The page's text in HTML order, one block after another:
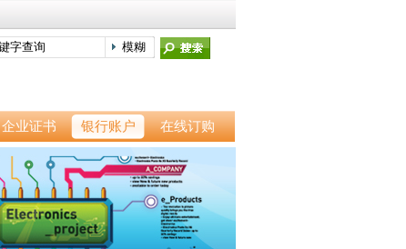
企业证书 银行账户 在线订购